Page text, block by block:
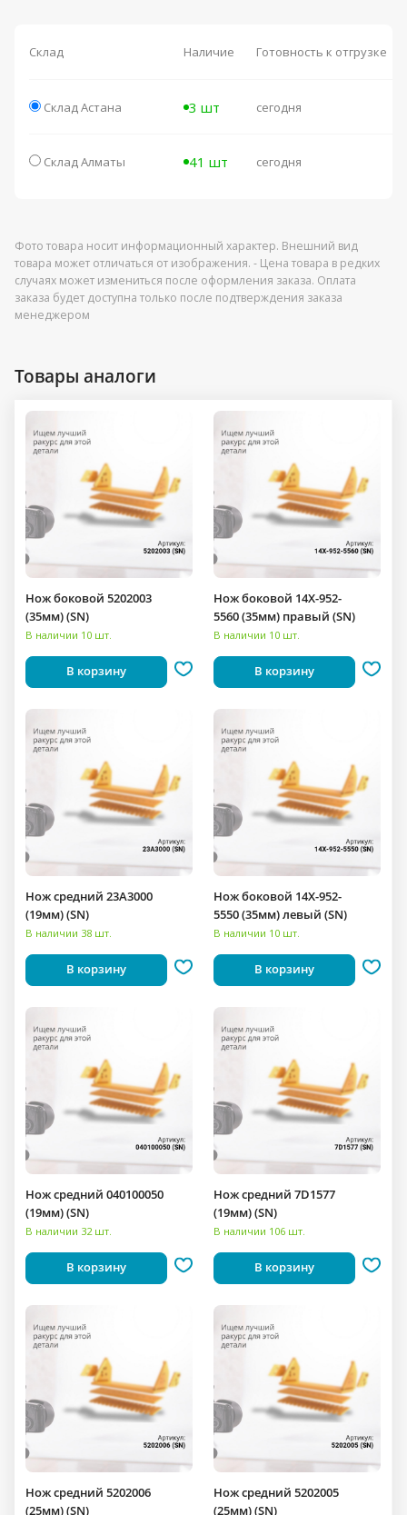
Склад Наличие Готовность к отгрузке
Склад Астана 3 шт сегодня
Склад Алматы 41 шт сегодня
Фото товара носит информационный характер. Внешний вид
товара может отличаться от изображения. - Цена товара в редких
случаях может измениться после оформления заказа. Оплата
заказа будет доступна только после подтверждения заказа
менеджером
Товары аналоги
Нож боковой 5202003
(35мм) (SN)
В наличии 10 шт.
В корзину
Нож боковой 14X-952-
5560 (35мм) правый (SN)
В наличии 10 шт.
В корзину
Нож средний 23A3000
(19мм) (SN)
В наличии 38 шт.
В корзину
Нож боковой 14X-952-
5550 (35мм) левый (SN)
В наличии 10 шт.
В корзину
Нож средний 040100050
(19мм) (SN)
В наличии 32 шт.
В корзину
Нож средний 7D1577
(19мм) (SN)
В наличии 106 шт.
В корзину
Нож средний 5202006
(25мм) (SN)
Нож средний 5202005
(25мм) (SN)